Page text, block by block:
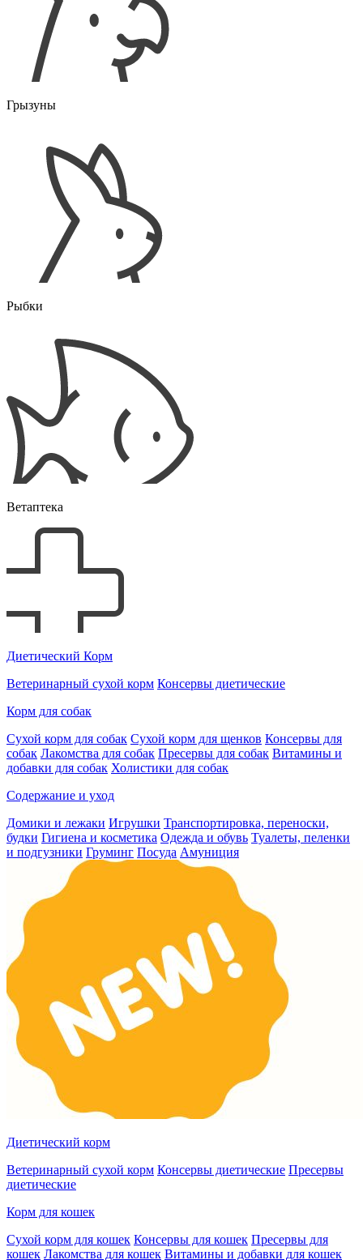
Грызуны
Рыбки
Ветаптека
Диетический Корм
Ветеринарный сухой корм Консервы диетические
Корм для собак
Сухой корм для собак Сухой корм для щенков Консервы для
собак Лакомства для собак Пресервы для собак Витамины и
добавки для собак Холистики для собак
Содержание и уход
Домики и лежаки Игрушки Транспортировка, переноски,
будки Гигиена и косметика Одежда и обувь Туалеты, пеленки
и подгузники Груминг Посуда Амуниция
Диетический корм
Ветеринарный сухой корм Консервы диетические Пресервы
диетические
Корм для кошек
Сухой корм для кошек Консервы для кошек Пресервы для
кошек Лакомства для кошек Витамины и добавки для кошек